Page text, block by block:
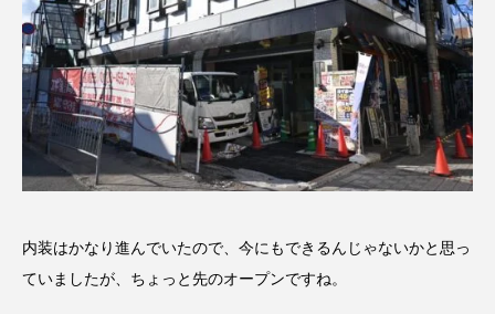
内装はかなり進んでいたので、今にもできるんじゃないかと思っ
ていましたが、ちょっと先のオープンですね。